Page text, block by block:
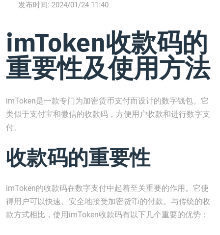
发布时间: 2024/01/24 11:40
imToken收款码的
重要性及使用方法
imToken是一款专门为加密货币支付而设计的数字钱包。它
类似于支付宝和微信的收款码，方便用户收款和进行数字支
付。
收款码的重要性
imToken的收款码在数字支付中起着至关重要的作用。它使
得用户可以快速、安全地接受加密货币的付款。与传统的收
款方式相比，使用imToken收款码有以下几个重要的优势：